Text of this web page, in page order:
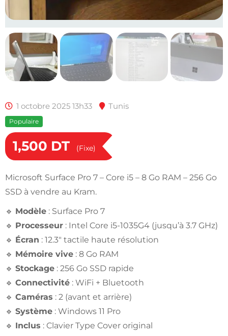
1 octobre 2025 13h33 Tunis
Populaire
1,500 DT (Fixe)
Microsoft Surface Pro 7 – Core i5 – 8 Go RAM – 256 Go
SSD à vendre au Kram.
🔹 Modèle : Surface Pro 7
🔹 Processeur : Intel Core i5-1035G4 (jusqu’à 3.7 GHz)
🔹 Écran : 12.3″ tactile haute résolution
🔹 Mémoire vive : 8 Go RAM
🔹 Stockage : 256 Go SSD rapide
🔹 Connectivité : WiFi + Bluetooth
🔹 Caméras : 2 (avant et arrière)
🔹 Système : Windows 11 Pro
🔹 Inclus : Clavier Type Cover original